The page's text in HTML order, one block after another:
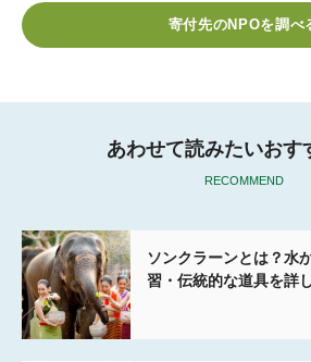
o
e
a
t
寄付先のNPOを調べ
あわせて読みたいおす
RECOMMEND
ソンクラーンとは？水
習・伝統的な道具を詳